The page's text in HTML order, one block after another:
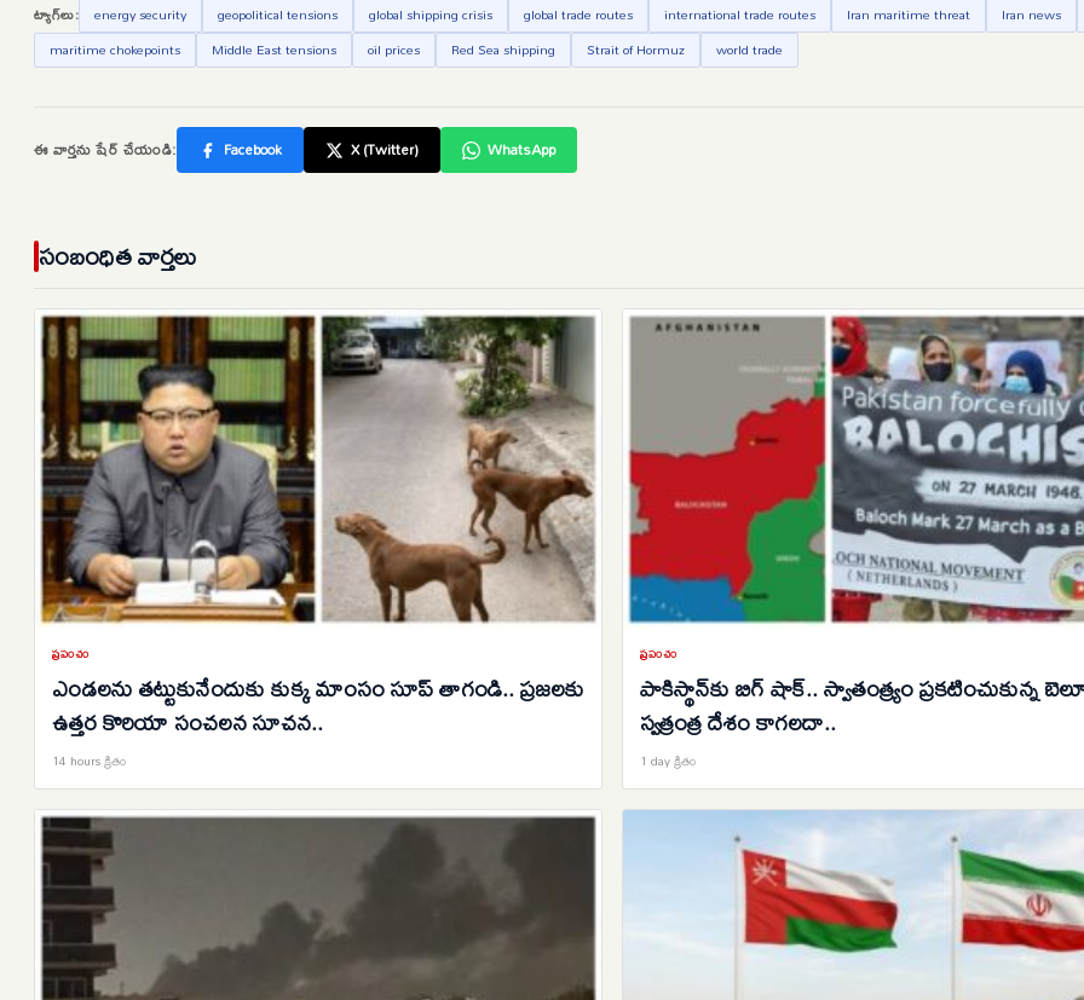
ట్యాగ్‌లు: energy security geopolitical tensions global shipping crisis global trade routes international trade routes Iran maritime threat Iran news
maritime chokepoints
Middle East tensions oil prices Red Sea shipping Strait of Hormuz world trade
ఈ వార్తను షేర్ చేయండి: Facebook X (Twitter) WhatsApp
సంబంధిత వార్తలు
ప్రపంచం
ఎండలను తట్టుకునేందుకు కుక్క మాంసం సూప్ తాగండి.. ప్రజలకు
ఉత్తర కొరియా సంచలన సూచన..
14 hours క్రితం
ప్రపంచం
పాకిస్థాన్‌కు బిగ్ షాక్.. స్వాతంత్య్రం ప్రకటించుకున్న
స్వత్రంత్ర దేశం కాగలదా..
1 day క్రితం